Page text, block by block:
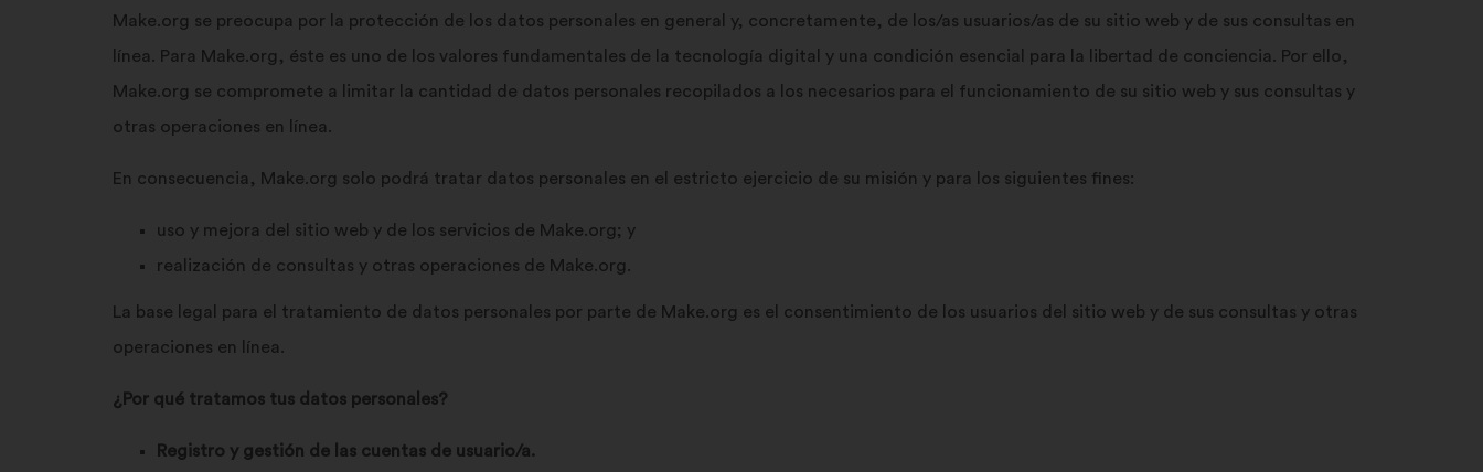
búsqueda
haz
clic
botón
Make.org se preocupa por la protección de los datos personales en general y, concretamente, de los/as usuarios/as de su sitio web y de sus consultas en
línea. Para Make.org, éste es uno de los valores fundamentales de la tecnología digital y una condición esencial para la libertad de conciencia. Por ello,
Make.org se compromete a limitar la cantidad de datos personales recopilados a los necesarios para el funcionamiento de su sitio web y sus consultas y
otras operaciones en línea.
En consecuencia, Make.org solo podrá tratar datos personales en el estricto ejercicio de su misión y para los siguientes fines:
uso y mejora del sitio web y de los servicios de Make.org; y
realización de consultas y otras operaciones de Make.org.
La base legal para el tratamiento de datos personales por parte de Make.org es el consentimiento de los usuarios del sitio web y de sus consultas y otras
operaciones en línea.
¿Por qué tratamos tus datos personales?
Registro y gestión de las cuentas de usuario/a.